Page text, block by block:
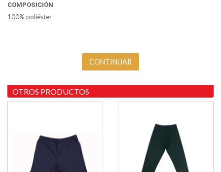
COMPOSICIÓN
100% poliéster
OTROS PRODUCTOS